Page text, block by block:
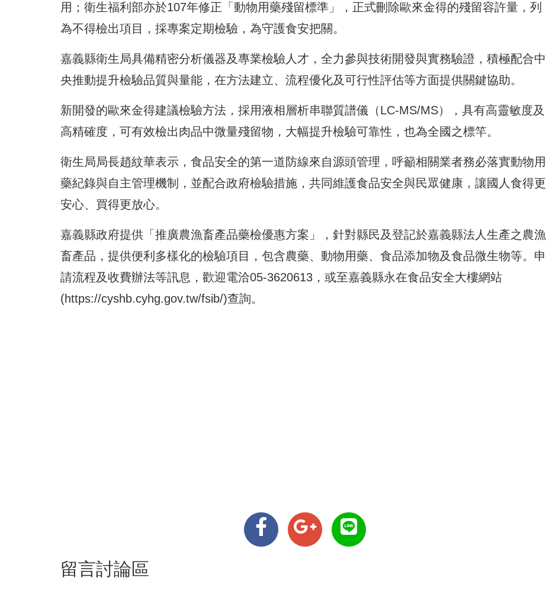
用；衛生福利部亦於107年修正「動物用藥殘留標準」，正式刪除歐來金得的殘留容許量，列
為不得檢出項目，採專案定期檢驗，為守護食安把關。
嘉義縣衛生局具備精密分析儀器及專業檢驗人才，全力參與技術開發與實務驗證，積極配合中
央推動提升檢驗品質與量能，在方法建立、流程優化及可行性評估等方面提供關鍵協助。
新開發的歐來金得建議檢驗方法，採用液相層析串聯質譜儀（LC-MS/MS），具有高靈敏度及
高精確度，可有效檢出肉品中微量殘留物，大幅提升檢驗可靠性，也為全國之標竿。
衛生局局長趙紋華表示，食品安全的第一道防線來自源頭管理，呼籲相關業者務必落實動物用
藥紀錄與自主管理機制，並配合政府檢驗措施，共同維護食品安全與民眾健康，讓國人食得更
安心、買得更放心。
嘉義縣政府提供「推廣農漁畜產品藥檢優惠方案」，針對縣民及登記於嘉義縣法人生產之農漁
畜產品，提供便利多樣化的檢驗項目，包含農藥、動物用藥、食品添加物及食品微生物等。申
請流程及收費辦法等訊息，歡迎電洽05-3620613，或至嘉義縣永在食品安全大樓網站
(https://cyshb.cyhg.gov.tw/fsib/)查詢。
留言討論區